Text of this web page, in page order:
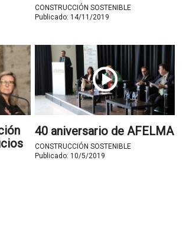
CONSTRUCCIÓN SOSTENIBLE
Publicado: 14/11/2019
40 aniversario de AFELMA
CONSTRUCCIÓN SOSTENIBLE
Publicado: 10/5/2019